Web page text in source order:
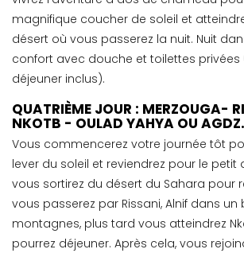
magnifique coucher de soleil et
désert où vous passerez la nuit. Nuit
confort avec douche et toilettes
déjeuner inclus).
QUATRIÈME JOUR : MERZOUGA-
NKOTB - OULAD YAHYA OU AGDZ.
Vous commencerez votre journée tôt
lever du soleil et reviendrez pour le petit
vous sortirez du désert du Sahara pour
vous passerez par Rissani, Alnif dans
montagnes, plus tard vous atteindrez
pourrez déjeuner. Après cela, vous